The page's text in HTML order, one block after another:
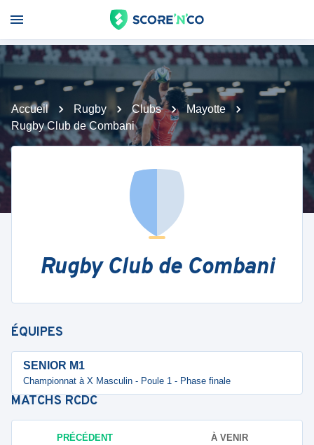
Accueil Rugby Clubs
Mayotte
Rugby Club de Combani
Rugby Club de Combani
ÉQUIPES
SENIOR M1
Championnat à X Masculin - Poule 1 - Phase finale
MATCHS RCDC
PRÉCÉDENT À VENIR